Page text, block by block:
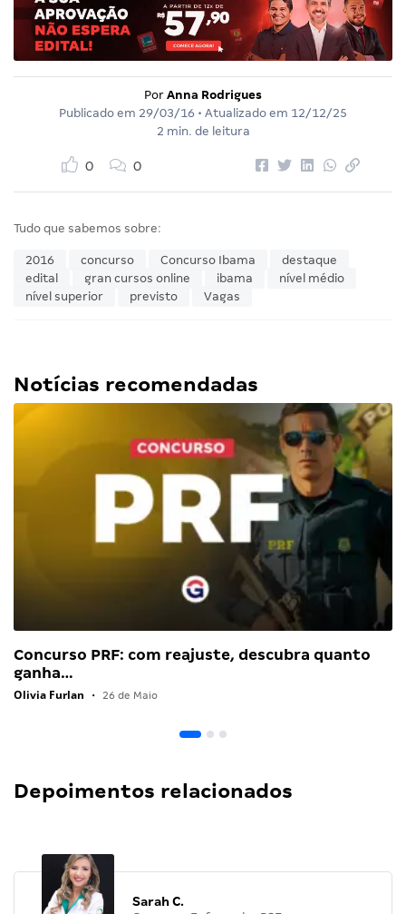
Por Anna Rodrigues
Publicado em 29/03/16 • Atualizado em 12/12/25
2 min. de leitura
0 0
Tudo que sabemos sobre:
2016 concurso Concurso Ibama
destaque
edital
gran cursos online ibama
nível médio
nível superior
previsto Vagas
Notícias recomendadas
Concurso PRF: com reajuste, descubra quanto
ganha…
Olivia Furlan • 26 de Maio
Depoimentos relacionados
Sarah C.